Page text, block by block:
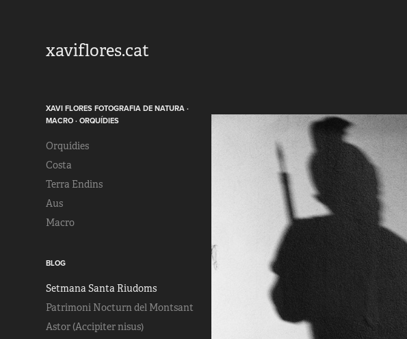
xaviflores.cat
XAVI FLORES FOTOGRAFIA DE NATURA ·
MACRO · ORQUÍDIES
Orquídies
Costa
Terra Endins
Aus
Macro
BLOG
Setmana Santa Riudoms
Patrimoni Nocturn del Montsant
Astor (Accipiter nisus)